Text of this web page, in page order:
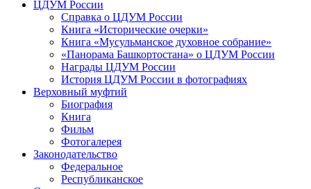
ЦДУМ России
Справка о ЦДУМ России
Книга «Исторические очерки»
Книга «Мусульманское духовное собрание»
«Панорама Башкортостана» о ЦДУМ России
Награды ЦДУМ России
История ЦДУМ России в фотографиях
Верховный муфтий
Биография
Книга
Фильм
Фотогалерея
Законодательство
Федеральное
Республиканское